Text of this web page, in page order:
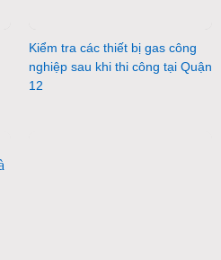
Kiểm tra các thiết bị gas công
nghiệp sau khi thi công tại Quận
12